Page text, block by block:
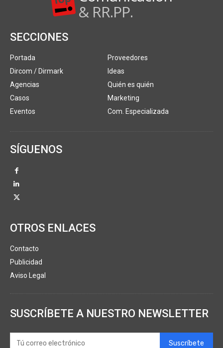
& RR.PP.
SECCIONES
Portada
Dircom / Dirmark
Agencias
Casos
Eventos
Proveedores
Ideas
Quién es quién
Marketing
Com. Especializada
SÍGUENOS
OTROS ENLACES
Contacto
Publicidad
Aviso Legal
SUSCRÍBETE A NUESTRO NEWSLETTER
Suscríbete